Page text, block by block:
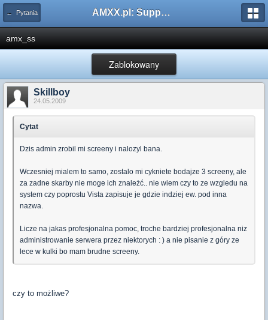
← Pytania AMXX.pl: Support AMX Mod X i SourceMod
amx_ss
Zablokowany
Skillboy
24.05.2009
Cytat
Dzis admin zrobil mi screeny i nalozyl bana.
Wczesniej mialem to samo, zostalo mi cykniete bodajze 3 screeny, ale
za zadne skarby nie moge ich znależć.. nie wiem czy to ze wzgledu na
system czy poprostu Vista zapisuje je gdzie indziej ew. pod inna
nazwa.
Licze na jakas profesjonalna pomoc, troche bardziej profesjonalna niz
administrowanie serwera przez niektorych : ) a nie pisanie z góry ze
lece w kulki bo mam brudne screeny.
czy to możliwe?